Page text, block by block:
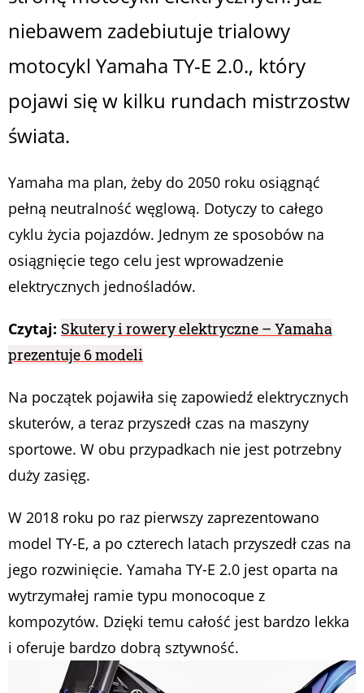
niebawem zadebiutuje trialowy
motocykl Yamaha TY-E 2.0., który
pojawi się w kilku rundach mistrzostw
świata.
Yamaha ma plan, żeby do 2050 roku osiągnąć
pełną neutralność węglową. Dotyczy to całego
cyklu życia pojazdów. Jednym ze sposobów na
osiągnięcie tego celu jest wprowadzenie
elektrycznych jednośladów.
Czytaj: Skutery i rowery elektryczne – Yamaha
prezentuje 6 modeli
Na początek pojawiła się zapowiedź elektrycznych
skuterów, a teraz przyszedł czas na maszyny
sportowe. W obu przypadkach nie jest potrzebny
duży zasięg.
W 2018 roku po raz pierwszy zaprezentowano
model TY-E, a po czterech latach przyszedł czas na
jego rozwinięcie. Yamaha TY-E 2.0 jest oparta na
wytrzymałej ramie typu monocoque z
kompozytów. Dzięki temu całość jest bardzo lekka
i oferuje bardzo dobrą sztywność.